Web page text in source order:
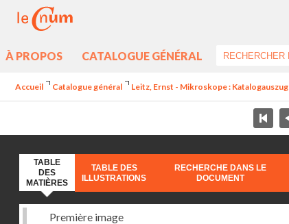
À PROPOS CATALOGUE GÉNÉRAL
Accueil Catalogue général Leitz, Ernst - Mikroskope : Katalogauszug
TABLE
DES
MATIÈRES
TABLE DES
ILLUSTRATIONS
RECHERCHE DANS LE
DOCUMENT
Première image